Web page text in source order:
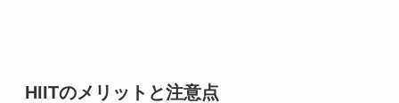
HIITのメリットと注意点